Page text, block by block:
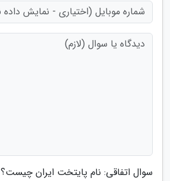
سوال اتفاقی: نام پایتخت ایران چیست؟